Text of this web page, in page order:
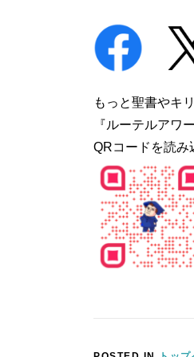
もっと聖書やキ
『ルーテルアワ
QRコードを読み